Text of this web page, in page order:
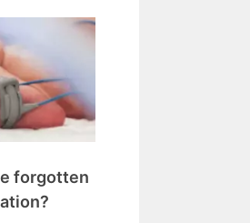
forgotten